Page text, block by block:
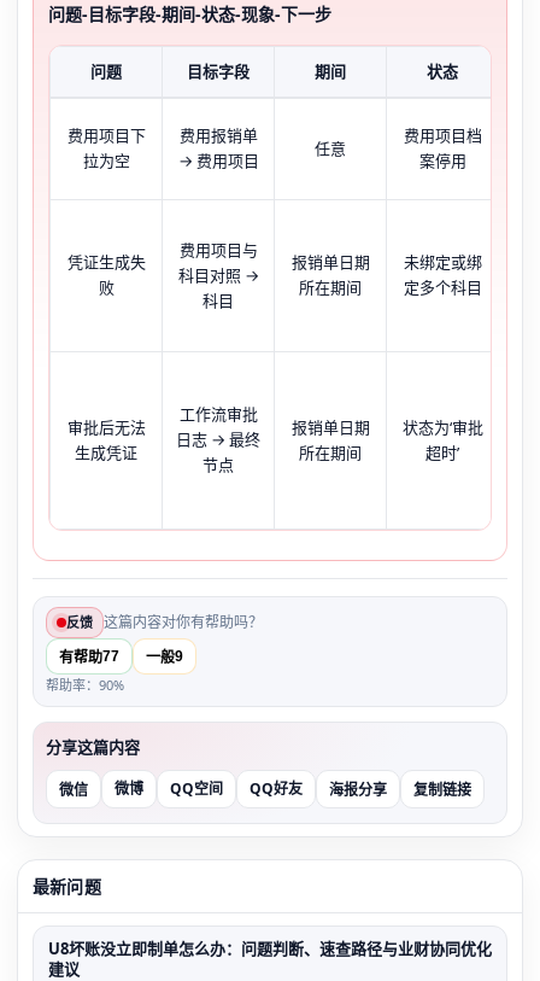
问题-目标字段-期间-状态-现象-下一步
问题 目标字段 期间 状态
费用项目下
拉为空
费用报销单
→ 费用项目
任意
费用项目档
案停用
凭证生成失
败
费用项目与
科目对照 →
科目
报销单日期
所在期间
未绑定或绑
定多个科目
审批后无法
生成凭证
工作流审批
日志 → 最终
节点
报销单日期
所在期间
状态为‘审批
超时’
反馈 这篇内容对你有帮助吗？
有帮助77 一般9
帮助率：90%
分享这篇内容
微信 微博 QQ空间 QQ好友 海报分享 复制链接
最新问题
U8坏账没立即制单怎么办：问题判断、速查路径与业财协同优化
建议